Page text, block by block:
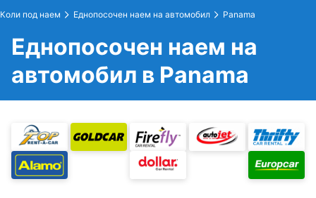
Коли под наем Еднопосочен наем на автомобил Panama
Еднопосочен наем на
автомобил в Panama